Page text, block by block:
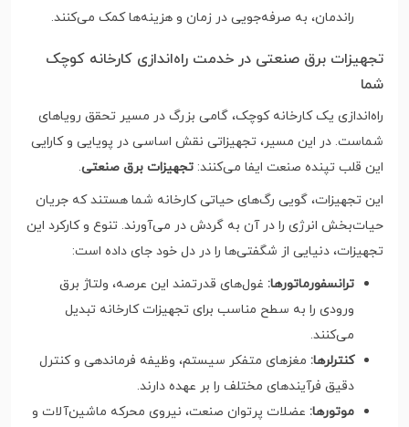
راندمان، به صرفه‌جویی در زمان و هزینه‌ها کمک می‌کنند.
تجهیزات برق صنعتی در خدمت راه‌اندازی کارخانه کوچک
شما
راه‌اندازی یک کارخانه کوچک، گامی بزرگ در مسیر تحقق رویاهای
شماست. در این مسیر، تجهیزاتی نقش اساسی در پویایی و کارایی
این قلب تپنده صنعت ایفا می‌کنند: تجهیزات برق صنعتی.
این تجهیزات، گویی رگ‌های حیاتی کارخانه شما هستند که جریان
حیات‌بخش انرژی را در آن به گردش در می‌آورند. تنوع و کارکرد این
تجهیزات، دنیایی از شگفتی‌ها را در دل خود جای داده است:
ترانسفورماتورها: غول‌های قدرتمند این عرصه، ولتاژ برق
ورودی را به سطح مناسب برای تجهیزات کارخانه تبدیل
می‌کنند.
کنترلرها: مغزهای متفکر سیستم، وظیفه فرماندهی و کنترل
دقیق فرآیندهای مختلف را بر عهده دارند.
موتورها: عضلات پرتوان صنعت، نیروی محرکه ماشین‌آلات و